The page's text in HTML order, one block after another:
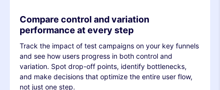
Compare control and variation
performance at every step
Track the impact of test campaigns on your key funnels
and see how users progress in both control and
variation. Spot drop-off points, identify bottlenecks,
and make decisions that optimize the entire user flow,
not just one step.